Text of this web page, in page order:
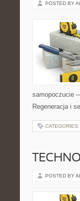
POSTED BY
samopoczucie
Regeneracja i
CATEGORIES:
POSTED BY